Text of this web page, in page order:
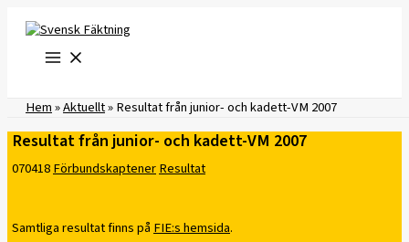
innehåll
Hem»Aktuellt»Resultat från junior- och kadett-VM 2007
Resultat från junior- och kadett-VM 2007
070418FörbundskaptenerResultat
Samtliga resultat finns på FIE:s hemsida.